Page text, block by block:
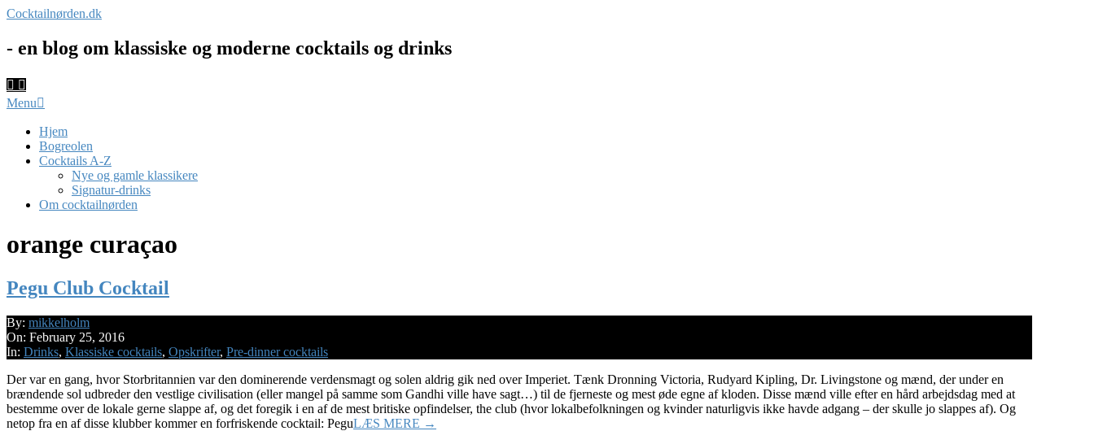
Skip
content
Cocktailnørden.dk
- en blog om klassiske og moderne cocktails og drinks
Primary
Menu
Menu
Hjem
Bogreolen
Cocktails A-Z
Nye og gamle klassikere
Signatur-drinks
Om cocktailnørden
orange curaçao
Pegu Club Cocktail
2016-
02-
25
By: mikkelholm
On: February 25, 2016
In: Drinks, Klassiske cocktails, Opskrifter, Pre-dinner cocktails
Der var en gang, hvor Storbritannien var den dominerende verdensmagt og solen aldrig gik ned over Imperiet. Tænk Dronning Victoria, Rudyard Kipling, Dr. Livingstone og mænd, der under en
brændende sol udbreder den vestlige civilisation (eller mangel på samme som Gandhi ville have sagt…) til de fjerneste og mest øde egne af kloden. Disse mænd ville efter en hård arbejdsdag med at
bestemme over de lokale gerne slappe af, og det foregik i en af de mest britiske opfindelser, the club (hvor lokalbefolkningen og kvinder naturligvis ikke havde adgang – der skulle jo slappes af). Og
netop fra en af disse klubber kommer en forfriskende cocktail: PeguLÆS MERE →